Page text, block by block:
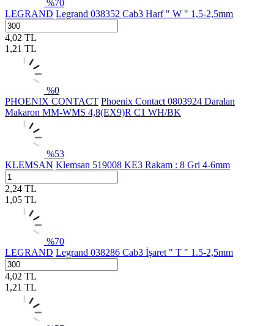
%70
LEGRAND Legrand 038352 Cab3 Harf " W " 1,5-2,5mm
4,02 TL
1,21 TL
%0
PHOENIX CONTACT Phoenix Contact 0803924 Daralan
Makaron MM-WMS 4,8(EX9)R C1 WH/BK
%53
KLEMSAN Klemsan 519008 KE3 Rakam : 8 Gri 4-6mm
2,24 TL
1,05 TL
%70
LEGRAND Legrand 038286 Cab3 İşaret " T " 1.5-2,5mm
4,02 TL
1,21 TL